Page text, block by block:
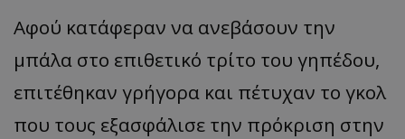
Αφού κατάφεραν να ανεβάσουν την
μπάλα στο επιθετικό τρίτο του γηπέδου,
επιτέθηκαν γρήγορα και πέτυχαν το γκολ
που τους εξασφάλισε την πρόκριση στην